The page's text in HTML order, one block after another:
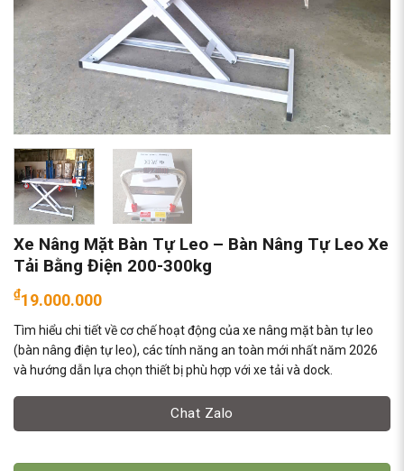
Xe Nâng Mặt Bàn Tự Leo – Bàn Nâng Tự Leo Xe
Tải Bằng Điện 200-300kg
₫19.000.000
Tìm hiểu chi tiết về cơ chế hoạt động của xe nâng mặt bàn tự leo
(bàn nâng điện tự leo), các tính năng an toàn mới nhất năm 2026
và hướng dẫn lựa chọn thiết bị phù hợp với xe tải và dock.
Chat Zalo